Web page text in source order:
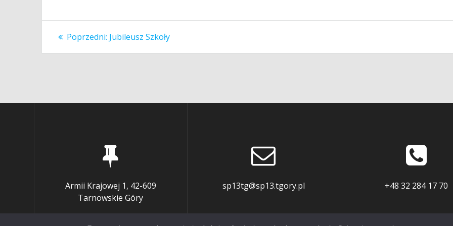
Nawigacja
wpisu
Poprzedni: Poprzedni
Jubileusz Szkoły
Armii Krajowej 1, 42-609
Tarnowskie Góry
sp13tg@sp13.tgory.pl +48 32 284 17 70